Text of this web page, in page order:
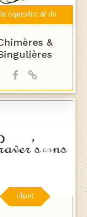
chant
équestre & du
&